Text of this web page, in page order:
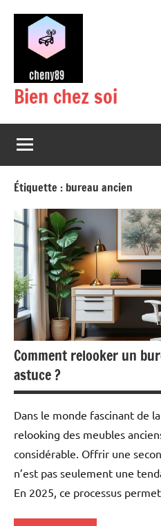
contenu
Bien chez soi
Étiquette : bureau ancien
Comment relooker un
astuce ?
Dans le monde fascinant de
relooking des meubles
considérable. Offrir une
n’est pas seulement une
En 2025, ce processus